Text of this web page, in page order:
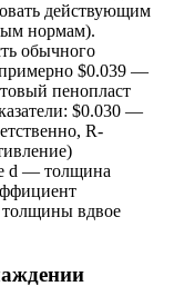
действующим
нормам).
обычного
примерно $0.039 —
пенопласт
$0.030 —
R-
d — толщина
толщины вдвое